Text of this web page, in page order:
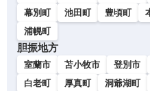
幕別町
池田町 豊頃町
浦幌町
胆振地方
室蘭市 苫小牧市 登別市
白老町
厚真町 洞爺湖町